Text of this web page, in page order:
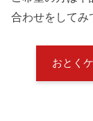
合わせをしてみ
おとく